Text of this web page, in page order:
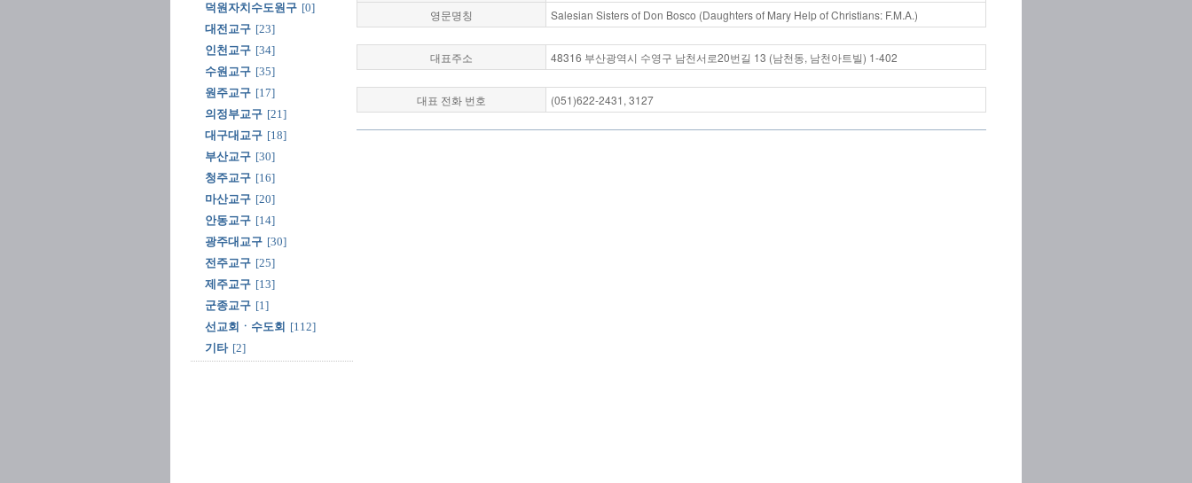
덕원자치수도원구 [0]
대전교구 [23]
인천교구 [34]
수원교구 [35]
원주교구 [17]
의정부교구 [21]
대구대교구 [18]
부산교구 [30]
청주교구 [16]
마산교구 [20]
안동교구 [14]
광주대교구 [30]
전주교구 [25]
제주교구 [13]
군종교구 [1]
선교회ㆍ수도회 [112]
기타 [2]
영문명칭
Salesian Sisters of Don Bosco (Daughters of Mary Help of Christians: F.M.A.)
대표주소 48316 부산광역시 수영구 남천서로20번길 13 (남천동, 남천아트빌) 1-402
대표 전화 번호 (051)622-2431, 3127